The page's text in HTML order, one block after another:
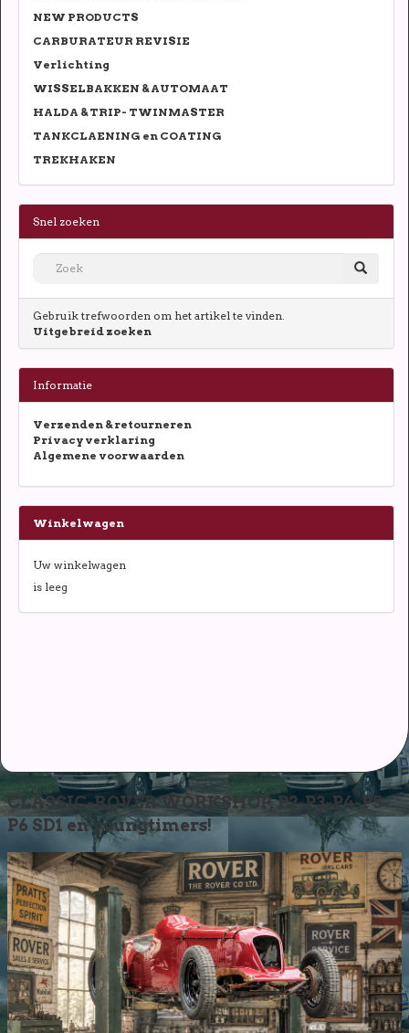
NEW PRODUCTS
CARBURATEUR REVISIE
Verlichting
WISSELBAKKEN & AUTOMAAT
HALDA & TRIP- TWINMASTER
TANKCLAENING en COATING
TREKHAKEN
Snel zoeken
Gebruik trefwoorden om het artikel te vinden.
Uitgebreid zoeken
Informatie
Verzenden & retourneren
Privacy verklaring
Algemene voorwaarden
Winkelwagen
Uw winkelwagen
is leeg
CLASSIC-ROVER WORKSHOP, P2-P3-P4-P5-
P6 SD1 en youngtimers!